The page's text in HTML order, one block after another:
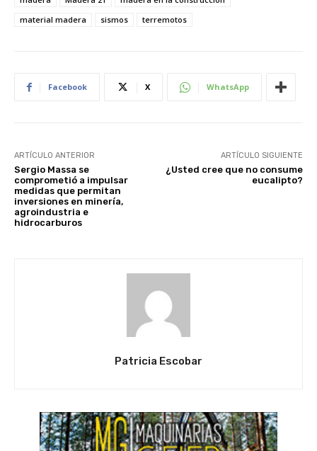
material madera
sismos terremotos
Facebook X WhatsApp
ARTÍCULO ANTERIOR
Sergio Massa se
comprometió a impulsar
medidas que permitan
inversiones en minería,
agroindustria e
hidrocarburos
ARTÍCULO SIGUIENTE
¿Usted cree que no consume
eucalipto?
Patricia Escobar